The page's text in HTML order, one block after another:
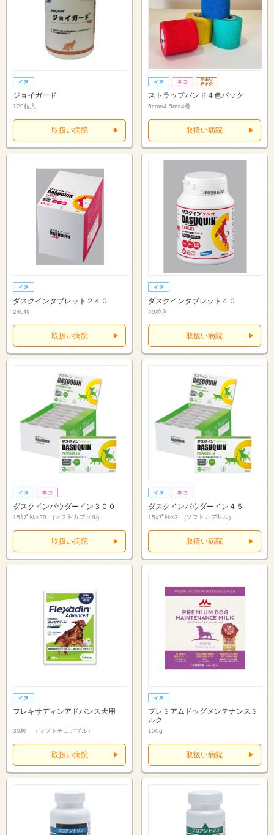
ジョイガード
120粒入
取扱い病院
ストラップバンド４色パック
5cm×4.5m×4巻
取扱い病院
ダスクインタブレット２４０
240粒
取扱い病院
ダスクインタブレット４０
40粒入
取扱い病院
ダスクインパウダーイン３００
15ｶﾌﾟｾﾙ×20 (ソフトカプセル)
取扱い病院
ダスクインパウダーイン４５
15ｶﾌﾟｾﾙ×3 (ソフトカプセル)
取扱い病院
フレキサディンアドバンス犬用
30粒 （ソフトチュアブル）
取扱い病院
プレミアムドッグメンテナンスミ
ルク
150g
取扱い病院